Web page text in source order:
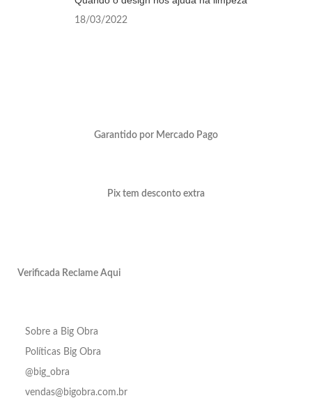
18/03/2022
Garantido por Mercado Pago
Pix tem desconto extra
Verificada Reclame Aqui
Sobre a Big Obra
Políticas Big Obra
@big_obra
vendas@bigobra.com.br